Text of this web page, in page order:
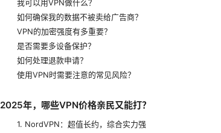
我可以用VPN做什么？
如何确保我的数据不被卖给广告商？
VPN的加密强度有多重要？
是否需要多设备保护？
如何处理退款申请？
使用VPN时需要注意的常见风险？
2025年，哪些VPN价格亲民又能打？
1. NordVPN：超值长约，综合实力强